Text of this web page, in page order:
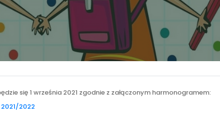
się 1 września 2021 zgodnie z załączonym harmonogramem:
2022